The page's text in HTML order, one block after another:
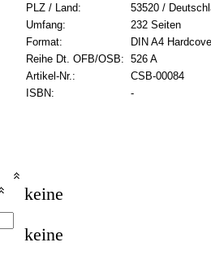
PLZ / Land:
53520 /
Umfang:
232 Seiten
Format:
DIN A4
Reihe Dt. OFB/OSB: 526 A
Artikel-Nr.:
CSB-00084
ISBN:
-
keine
keine